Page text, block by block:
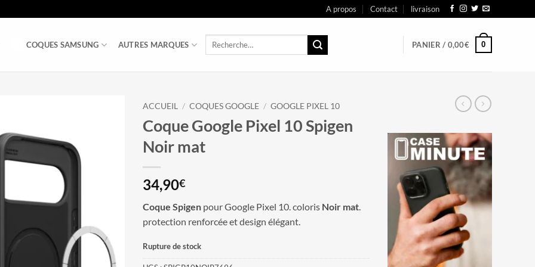
A propos Contact livraison
COQUES SAMSUNG AUTRES MARQUES
Recherche
PANIER / 0,00€ 0
ACCUEIL / COQUES GOOGLE / GOOGLE PIXEL 10
Coque Google Pixel 10 Spigen
Noir mat
34,90€
Coque Spigen pour Google Pixel 10. coloris Noir mat
protection renforcée et design élégant.
Rupture de stock